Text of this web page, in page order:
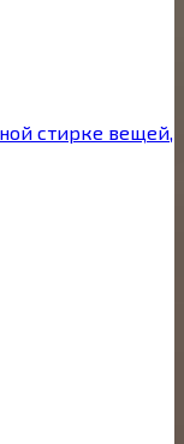
стирке вещей,